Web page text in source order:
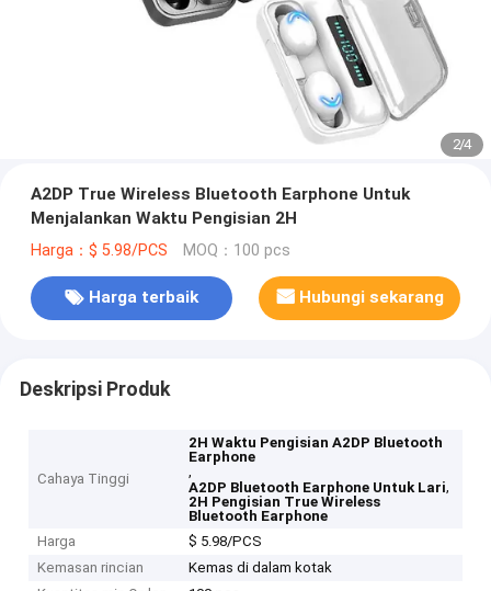
2/4
A2DP True Wireless Bluetooth Earphone Untuk
Menjalankan Waktu Pengisian 2H
Harga：$ 5.98/PCS MOQ：100 pcs
Harga terbaik Hubungi sekarang
Deskripsi Produk
Cahaya Tinggi
2H Waktu Pengisian A2DP Bluetooth
Earphone
,
A2DP Bluetooth Earphone Untuk Lari,
2H Pengisian True Wireless
Bluetooth Earphone
Harga
$ 5.98/PCS
Kemasan rincian
Kemas di dalam kotak